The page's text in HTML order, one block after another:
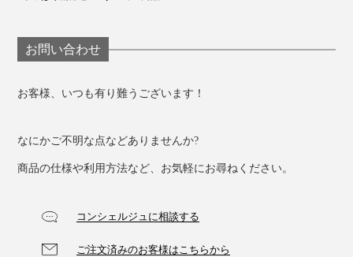
お問い合わせ
お客様、いつも有り難うございます！
なにかご不明な点などありませんか?
商品の仕様や利用方法など、お気軽にお尋ねください。
コンシェルジュに相談する
ご注文済みのお客様はこちらから